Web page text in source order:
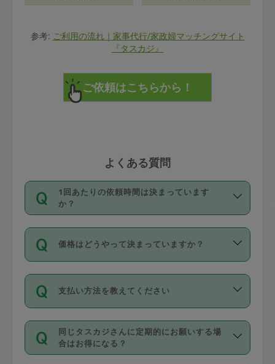
参考: ご利用の流れ｜家事代行/家政婦マッチングサイト
『タスカジ』
よくある質問
1回あたりの依頼時間は決まっています
か？
依頼1回につき3時間固定です。3時間を
超えて依頼したい場合は、延長機能をご
利用ください。機能をご利用いただくに
の上事前申請することが必要です。な
お、3時間を下回っても、値引き等はござ
いません。
価格はどうやって決まっていますか？
11種類の価格帯の中からタスカジさん自
身が価格を選んで設定しています。
タスカジさんの価格設定には最初は制限
があり、レビュー件数、レビューの平均
値、などで除々に設定可能な最高額が上
がっていく仕組みになっています。
支払い方法を教えてください
お支払方法はクレジットカード（Visa／
Master／JCB／AMERICAN EXPRESS／
Diners Club）のみとなります。
同じタスカジさんに定期的にお願いする場
合はお得になる？